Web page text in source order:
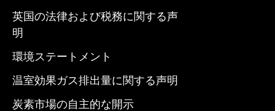
英国の法律および税務に関する声
明
環境ステートメント
温室効果ガス排出量に関する声明
炭素市場の自主的な開示